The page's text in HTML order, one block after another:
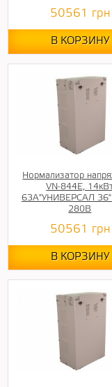
50561 грн
В КОРЗИНУ
Нормализатор
VN-844E,
63А"УНИВЕРСАЛ 36"
280В
50561 грн
В КОРЗИНУ